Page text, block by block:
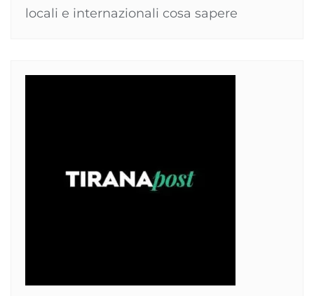
locali e internazionali cosa sapere